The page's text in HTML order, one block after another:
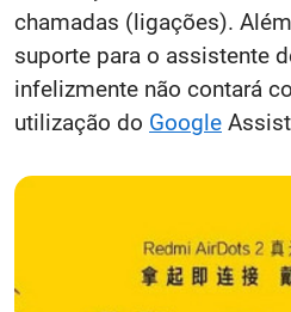
chamadas (ligações).
suporte para o assistente
infelizmente não contará
utilização do Google